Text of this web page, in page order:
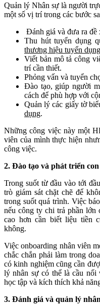
Quản lý Nhân sự là người
một số vị trí trong các bước
Đánh giá và đưa ra đề
Thu hút tuyển dụng
thương hiệu tuyển dụng
Viết bản mô tả công
trí cần thiết.
Phỏng vấn và tuyển
Đào tạo, giúp người
cách để phù hợp với
Quản lý các giấy tờ
dụng.
Những công việc này một
viên của mình thực hiện
công việc.
2. Đào tạo và phát triển
Trong suốt từ đầu vào tới
trò giám sát chặt chẽ để
trong suốt quá trình. Việc
nếu công ty chi trả phần lớn
cao hơn cần biết liệu tiền
không.
Việc onboarding nhân viên
chắc chắn phải làm trong
có kinh nghiệm cũng cần
lý nhân sự có thể là cầu nối
học tập và kích thích khả
3. Đánh giá và quản lý